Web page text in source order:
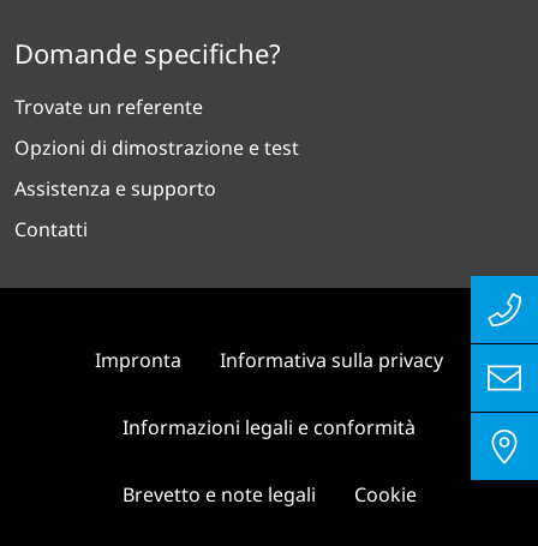
Domande specifiche?
Trovate un referente
Opzioni di dimostrazione e test
Assistenza e supporto
Contatti
Impronta Informativa sulla privacy
Informazioni legali e conformità
Brevetto e note legali Cookie